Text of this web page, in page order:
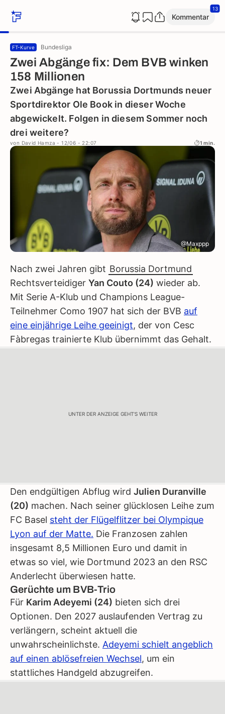
Kommentar
13
FT-Kurve Bundesliga
Zwei Abgänge fix: Dem BVB winken
158 Millionen
Zwei Abgänge hat Borussia Dortmunds neuer
Sportdirektor Ole Book in dieser Woche
abgewickelt. Folgen in diesem Sommer noch
drei weitere?
von David Hamza - 12/06 - 22:07 1 min.
@Maxppp
Nach zwei Jahren gibt Borussia Dortmund
Rechtsverteidiger Yan Couto (24) wieder ab.
Mit Serie A-Klub und Champions League-
Teilnehmer Como 1907 hat sich der BVB auf
eine einjährige Leihe geeinigt, der von Cesc
Fàbregas trainierte Klub übernimmt das Gehalt.
UNTER DER ANZEIGE GEHT'S WEITER
Den endgültigen Abflug wird Julien Duranville
(20) machen. Nach seiner glücklosen Leihe zum
FC Basel steht der Flügelflitzer bei Olympique
Lyon auf der Matte. Die Franzosen zahlen
insgesamt 8,5 Millionen Euro und damit in
etwas so viel, wie Dortmund 2023 an den RSC
Anderlecht überwiesen hatte.
Gerüchte um BVB-Trio
Für Karim Adeyemi (24) bieten sich drei
Optionen. Den 2027 auslaufenden Vertrag zu
verlängern, scheint aktuell die
unwahrscheinlichste. Adeyemi schielt angeblich
auf einen ablösefreien Wechsel, um ein
stattliches Handgeld abzugreifen.